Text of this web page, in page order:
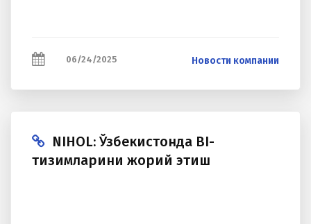
06/24/2025 Новости компании
NIHOL: Ўзбекистонда BI-
тизимларини жорий этиш